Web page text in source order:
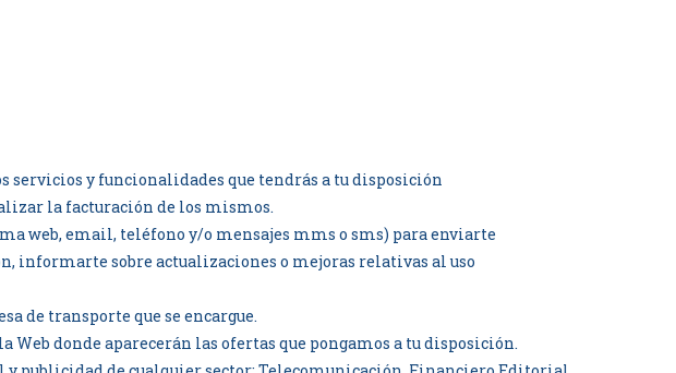
servicios y funcionalidades que tendrás a tu disposición
la facturación de los mismos.
web, email, teléfono y/o mensajes mms o sms) para enviarte
informarte sobre actualizaciones o mejoras relativas al uso
de transporte que se encargue.
donde aparecerán las ofertas que pongamos a tu disposición.